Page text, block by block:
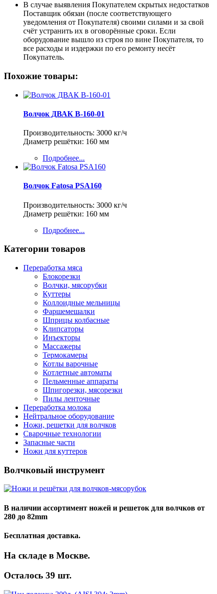
В случае выявления Покупателем скрытых недостатков
Поставщик обязан (после соответствующего
уведомления от Покупателя) своими силами и за свой
счёт устранить их в оговорённые сроки. Если
оборудование вышло из строя по вине Покупателя, то
все расходы и издержки по его ремонту несёт
Покупатель.
Похожие товары:
Волчок ДВАК В-160-01
Производительность: 3000 кг/ч
Диаметр решётки: 160 мм
Подробнее...
Волчок Fatosa PSA160
Производительность: 3000 кг/ч
Диаметр решётки: 160 мм
Подробнее...
Категории товаров
Переработка мяса
Блокорезки
Волчки, мясорубки
Куттеры
Коллоидные мельницы
Фаршемешалки
Шприцы колбасные
Клипсаторы
Инъекторы
Массажеры
Термокамеры
Котлы варочные
Котлетные автоматы
Пельменные аппараты
Шпигорезки, мясорезки
Пилы ленточные
Переработка молока
Ванны длительной пастеризации
Ванны охлаждения
Ванны технологические
Учёт и фильтрация
Пастеризаторы
Восстановители молока
Фасовка и упаковка
Насосы центробежные
Сепараторы
Нейтральное оборудование
Ножи, решетки для волчков
Ножи и решётки D82
Ножи и решётки D98
Ножи и решётки D105
Ножи и решётки D120
Ножи и решётки D125
Ножи и решётки D130
Ножи и решётки D160
Ножи и решётки D200
Сварочные технологии
Маски сварщика
Маски с подачей воздуха
Запасные части
Ножи для куттеров
Волчковый инструмент
В наличии ассортимент ножей и решеток для волчков от
280 до 82mm
Бесплатная доставка.
На складе в Москве.
Осталось 39 шт.